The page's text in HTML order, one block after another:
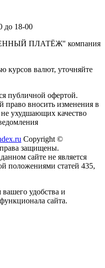
до 18-00
ПЛАТЁЖ" компания
курсов валют, уточняйте
публичной офертой.
право вносить изменения в
ухудшающих качество
Copyright ©
защищены.
сайте не является
положениями статей 435,
удобства и
сайта.